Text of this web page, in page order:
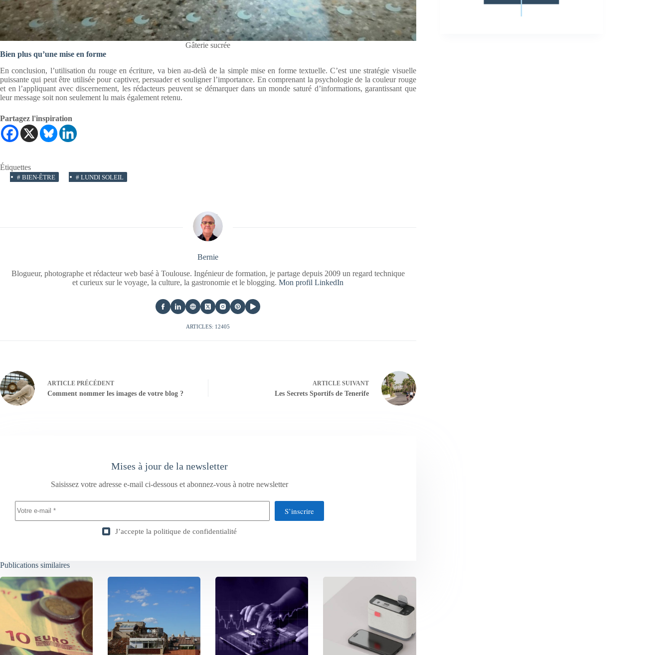
Gâterie sucrée
Bien plus qu’une mise en forme
En conclusion, l’utilisation du rouge en écriture, va bien au-delà de la simple mise en forme textuelle. C’est une stratégie visuelle
puissante qui peut être utilisée pour captiver, persuader et souligner l’importance. En comprenant la psychologie de la couleur rouge
et en l’appliquant avec discernement, les rédacteurs peuvent se démarquer dans un monde saturé d’informations, garantissant que
leur message soit non seulement lu mais également retenu.
Partagez l'inspiration
Étiquettes
# BIEN-ÊTRE # LUNDI SOLEIL
Bernie
Blogueur, photographe et rédacteur web basé à Toulouse. Ingénieur de formation, je partage depuis 2009 un regard technique
et curieux sur le voyage, la culture, la gastronomie et le blogging.Mon profil LinkedIn
ARTICLES: 12405
ARTICLE PRÉCÉDENT
Comment nommer les images de votre blog ?
ARTICLESUIVANT
Les Secrets Sportifs de Tenerife
Mises à jour de la newsletter
Saisissez votre adresse e-mail ci-dessous et abonnez-vous à notre newsletter
S’inscrire
J’accepte la politique de confidentialité
Publications similaires